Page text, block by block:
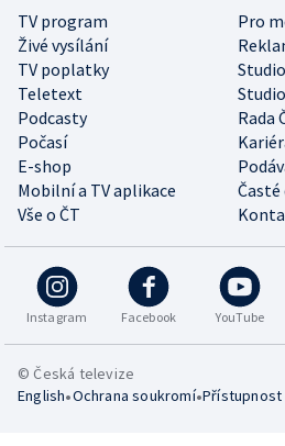
TV program
Pro
Živé vysílání
TV poplatky
Teletext
Podcasty
Rada
Počasí
E-shop
Mobilní a TV aplikace
Vše o ČT
Instagram Facebook YouTube
© Česká televize
English•Ochrana soukromí•Přístupnost